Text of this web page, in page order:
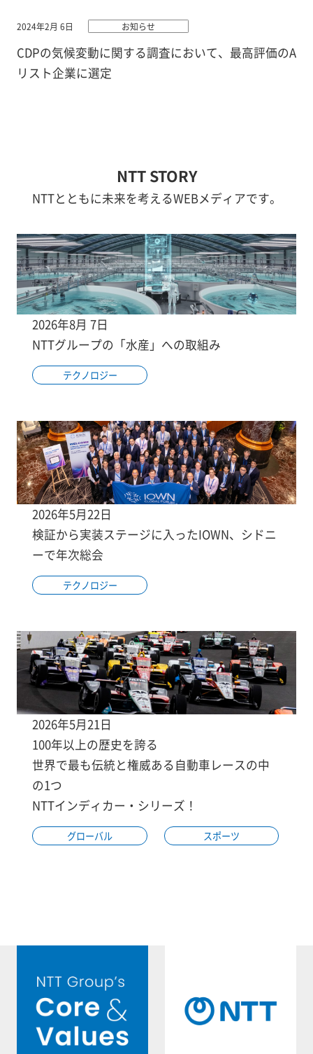
2024年2月 6日 お知らせ
CDPの気候変動に関する調査において、最高評価のA
リスト企業に選定
NTT STORY
NTTとともに未来を考えるWEBメディアです。
2026年8月 7日
NTTグループの「水産」への取組み
テクノロジー
2026年5月22日
検証から実装ステージに入ったIOWN、シドニ
ーで年次総会
テクノロジー
2026年5月21日
100年以上の歴史を誇る
世界で最も伝統と権威ある自動車レースの中
の1つ
NTTインディカー・シリーズ！
グローバル スポーツ